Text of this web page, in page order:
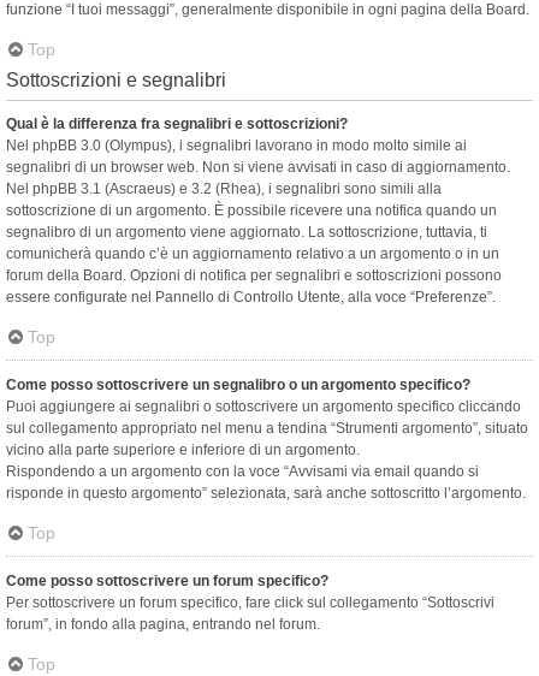
funzione “I tuoi messaggi”, generalmente disponibile in ogni pagina della Board.
Top
Sottoscrizioni e segnalibri
Qual è la differenza fra segnalibri e sottoscrizioni?
Nel phpBB 3.0 (Olympus), i segnalibri lavorano in modo molto simile ai
segnalibri di un browser web. Non si viene avvisati in caso di aggiornamento.
Nel phpBB 3.1 (Ascraeus) e 3.2 (Rhea), i segnalibri sono simili alla
sottoscrizione di un argomento. È possibile ricevere una notifica quando un
segnalibro di un argomento viene aggiornato. La sottoscrizione, tuttavia, ti
comunicherà quando c’è un aggiornamento relativo a un argomento o in un
forum della Board. Opzioni di notifica per segnalibri e sottoscrizioni possono
essere configurate nel Pannello di Controllo Utente, alla voce “Preferenze”.
Top
Come posso sottoscrivere un segnalibro o un argomento specifico?
Puoi aggiungere ai segnalibri o sottoscrivere un argomento specifico cliccando
sul collegamento appropriato nel menu a tendina “Strumenti argomento”, situato
vicino alla parte superiore e inferiore di un argomento.
Rispondendo a un argomento con la voce “Avvisami via email quando si
risponde in questo argomento” selezionata, sarà anche sottoscritto l’argomento.
Top
Come posso sottoscrivere un forum specifico?
Per sottoscrivere un forum specifico, fare click sul collegamento “Sottoscrivi
forum”, in fondo alla pagina, entrando nel forum.
Top